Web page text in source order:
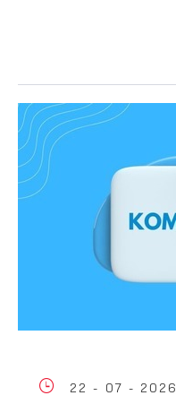
22 - 07 - 2026